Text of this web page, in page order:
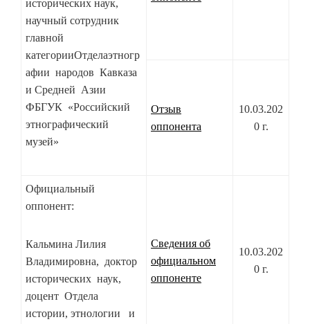
исторических наук,
научный сотрудник
главной
категорииОтделаэтногр
афии народов Кавказа
и Средней Азии
ФБГУК «Российский
этнографический
музей»
Отзыв
оппонента
10.03.202
0 г.
Официальный
оппонент:
Кальмина Лилия
Владимировна, доктор
исторических наук,
доцент Отдела
истории, этнологии и
Сведения об
официальном
оппоненте
10.03.202
0 г.